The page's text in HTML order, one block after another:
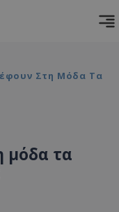
Στη Μόδα Τα
μόδα τα